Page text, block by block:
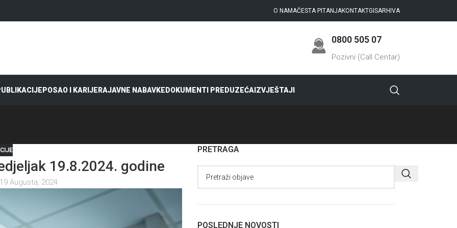
O NAMAČESTA PITANJAKONTAKTGISARHIVA
0800 505 07
Pozivni (Call Centar)
POSAO I KARIJERAJAVNE NABAVKEDOKUMENTI PREDUZEĆAIZVJEŠTAJI
19.8.2024. godine
Augusta, 2024
PRETRAGA
POSLEDNJE NOVOSTI